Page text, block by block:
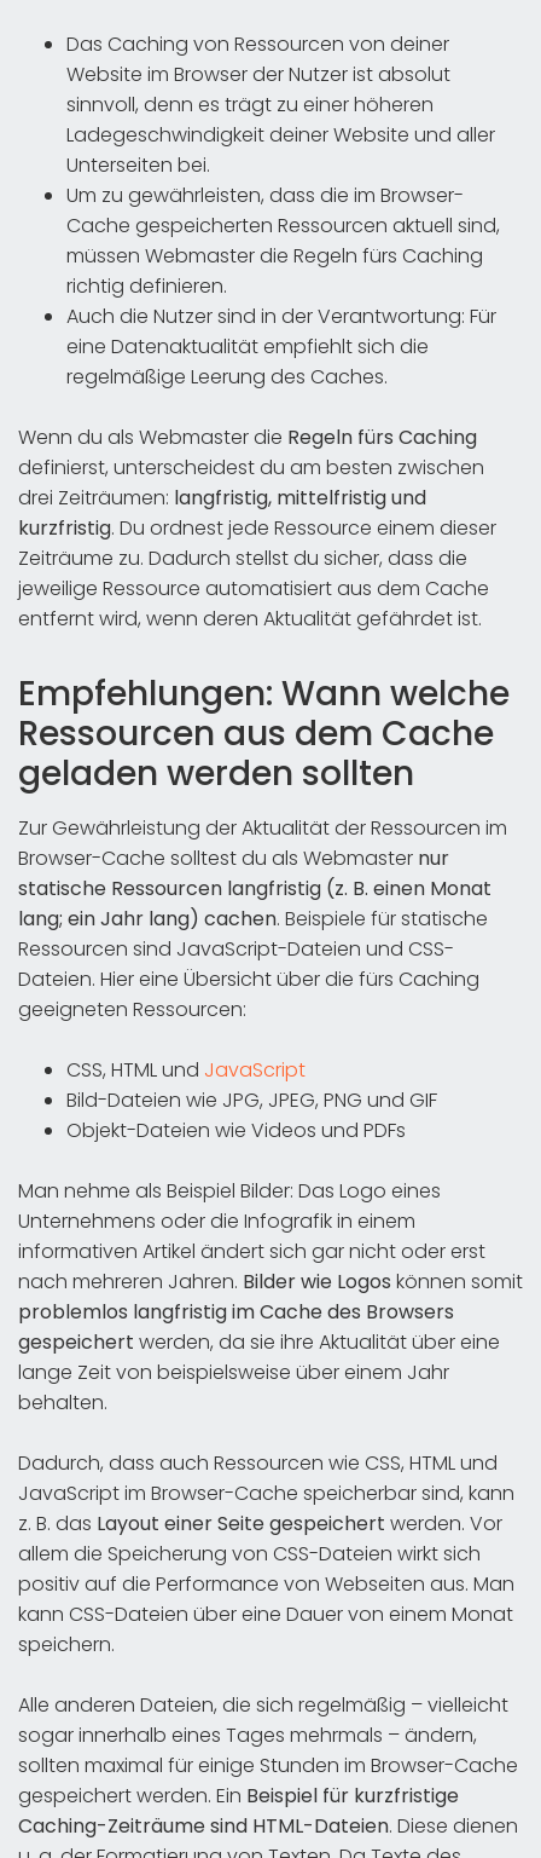
Das Caching von Ressourcen von deiner
Website im Browser der Nutzer ist absolut
sinnvoll, denn es trägt zu einer höheren
Ladegeschwindigkeit deiner Website und aller
Unterseiten bei.
Um zu gewährleisten, dass die im Browser-
Cache gespeicherten Ressourcen aktuell sind,
müssen Webmaster die Regeln fürs Caching
richtig definieren.
Auch die Nutzer sind in der Verantwortung: Für
eine Datenaktualität empfiehlt sich die
regelmäßige Leerung des Caches.
Wenn du als Webmaster die Regeln fürs Caching
definierst, unterscheidest du am besten zwischen
drei Zeiträumen: langfristig, mittelfristig und
kurzfristig. Du ordnest jede Ressource einem dieser
Zeiträume zu. Dadurch stellst du sicher, dass die
jeweilige Ressource automatisiert aus dem Cache
entfernt wird, wenn deren Aktualität gefährdet ist.
Empfehlungen: Wann welche
Ressourcen aus dem Cache
geladen werden sollten
Zur Gewährleistung der Aktualität der Ressourcen im
Browser-Cache solltest du als Webmaster nur
statische Ressourcen langfristig (z. B. einen Monat
lang; ein Jahr lang) cachen. Beispiele für statische
Ressourcen sind JavaScript-Dateien und CSS-
Dateien. Hier eine Übersicht über die fürs Caching
geeigneten Ressourcen:
CSS, HTML und JavaScript
Bild-Dateien wie JPG, JPEG, PNG und GIF
Objekt-Dateien wie Videos und PDFs
Man nehme als Beispiel Bilder: Das Logo eines
Unternehmens oder die Infografik in einem
informativen Artikel ändert sich gar nicht oder erst
nach mehreren Jahren. Bilder wie Logos können somit
problemlos langfristig im Cache des Browsers
gespeichert werden, da sie ihre Aktualität über eine
lange Zeit von beispielsweise über einem Jahr
behalten.
Dadurch, dass auch Ressourcen wie CSS, HTML und
JavaScript im Browser-Cache speicherbar sind, kann
z. B. das Layout einer Seite gespeichert werden. Vor
allem die Speicherung von CSS-Dateien wirkt sich
positiv auf die Performance von Webseiten aus. Man
kann CSS-Dateien über eine Dauer von einem Monat
speichern.
Alle anderen Dateien, die sich regelmäßig – vielleicht
sogar innerhalb eines Tages mehrmals – ändern,
sollten maximal für einige Stunden im Browser-Cache
gespeichert werden. Ein Beispiel für kurzfristige
Caching-Zeiträume sind HTML-Dateien. Diese dienen